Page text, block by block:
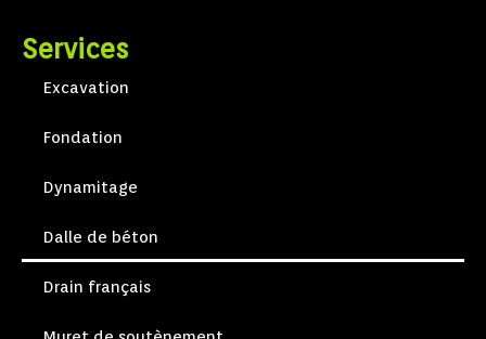
Services
Excavation
Fondation
Dynamitage
Dalle de béton
Drain français